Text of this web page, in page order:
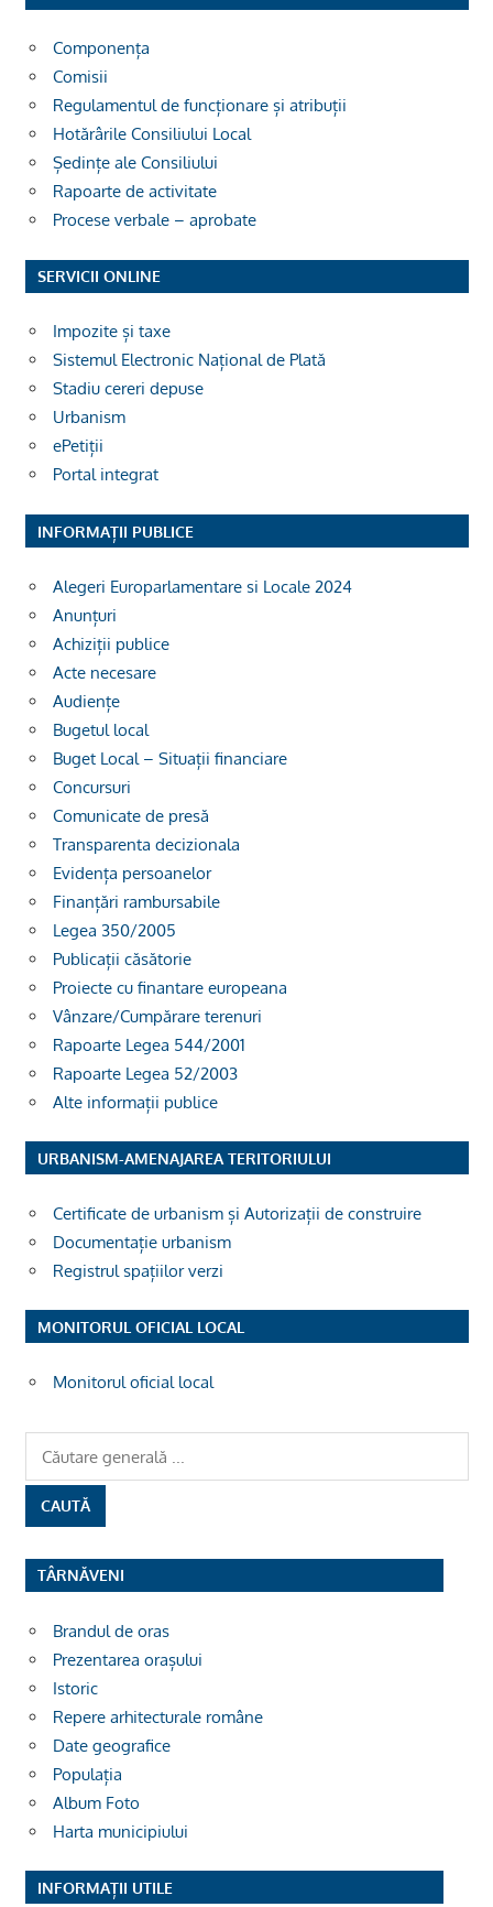
Componența
Comisii
Regulamentul de funcționare și atribuții
Hotărârile Consiliului Local
Ședințe ale Consiliului
Rapoarte de activitate
Procese verbale – aprobate
SERVICII ONLINE
Impozite și taxe
Sistemul Electronic Național de Plată
Stadiu cereri depuse
Urbanism
ePetiții
Portal integrat
INFORMAȚII PUBLICE
Alegeri Europarlamentare si Locale 2024
Anunțuri
Achiziții publice
Acte necesare
Audiențe
Bugetul local
Buget Local – Situații financiare
Concursuri
Comunicate de presă
Transparenta decizionala
Evidența persoanelor
Finanțări rambursabile
Legea 350/2005
Publicații căsătorie
Proiecte cu finantare europeana
Vânzare/Cumpărare terenuri
Rapoarte Legea 544/2001
Rapoarte Legea 52/2003
Alte informații publice
URBANISM-AMENAJAREA TERITORIULUI
Certificate de urbanism și Autorizații de construire
Documentație urbanism
Registrul spațiilor verzi
MONITORUL OFICIAL LOCAL
Monitorul oficial local
TÂRNĂVENI
Brandul de oras
Prezentarea orașului
Istoric
Repere arhitecturale române
Date geografice
Populația
Album Foto
Harta municipiului
INFORMAȚII UTILE